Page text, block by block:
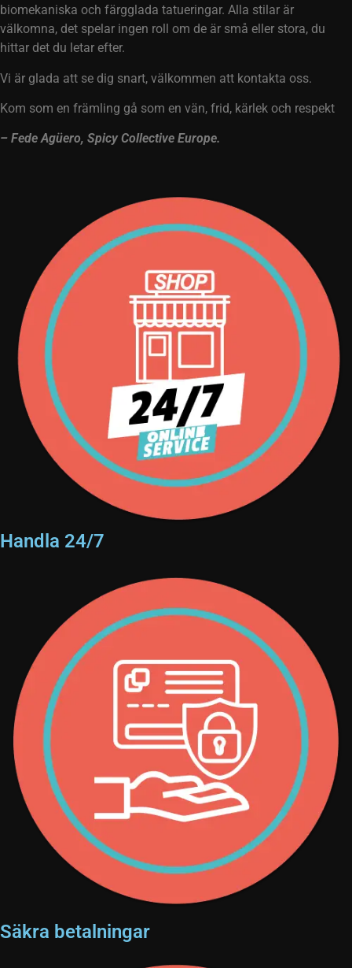
biomekaniska och färgglada tatueringar. Alla stilar är
välkomna, det spelar ingen roll om de är små eller stora, du
hittar det du letar efter.
Vi är glada att se dig snart, välkommen att kontakta oss.
Kom som en främling gå som en vän, frid, kärlek och respekt
– Fede Agüero, Spicy Collective Europe.
Handla 24/7
Säkra betalningar